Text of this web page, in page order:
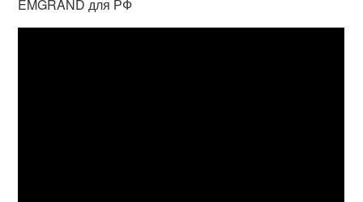
EMGRAND для РФ